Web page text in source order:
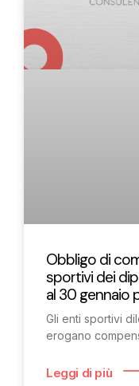
Obbligo di
sportivi dei
al 30 gennaio
Gli enti sportivi
erogano
Leggi di più